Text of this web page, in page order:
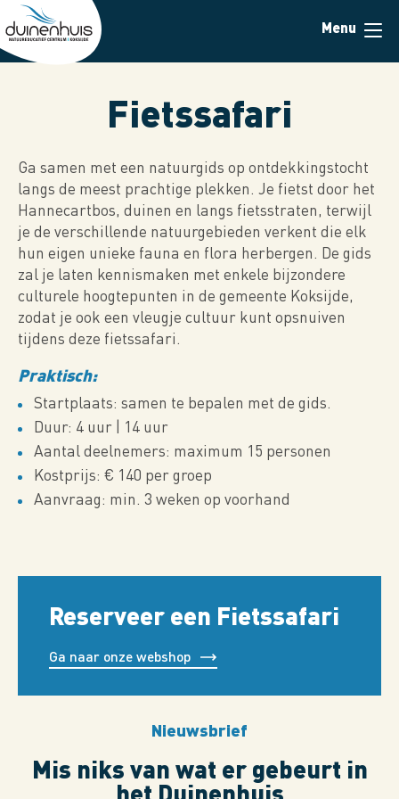
Overslaan
en
naar
Menu
Fietssafari
Ga samen met een natuurgids op ontdekkingstocht
langs de meest prachtige plekken. Je fietst door het
Hannecartbos, duinen en langs fietsstraten, terwijl
je de verschillende natuurgebieden verkent die elk
hun eigen unieke fauna en flora herbergen. De gids
zal je laten kennismaken met enkele bijzondere
culturele hoogtepunten in de gemeente Koksijde,
zodat je ook een vleugje cultuur kunt opsnuiven
tijdens deze fietssafari.
Praktisch:
Startplaats: samen te bepalen met de gids.
Duur: 4 uur | 14 uur
Aantal deelnemers: maximum 15 personen
Kostprijs: € 140 per groep
Aanvraag: min. 3 weken op voorhand
Reserveer een Fietssafari
Ga naar onze webshop
Nieuwsbrief
Mis niks van wat er gebeurt in
het Duinenhuis